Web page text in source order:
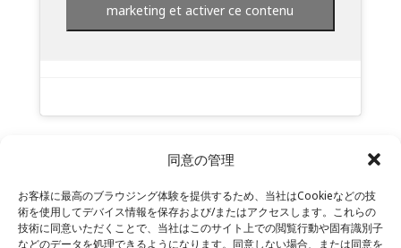
同意の管理
お客様に最高のブラウジング体験を提供するため、当社はCookieなどの技
術を使用してデバイス情報を保存および/またはアクセスします。これらの
技術に同意いただくことで、当社はこのサイト上での閲覧行動や固有識別子
などのデータを処理できるようになります。同意しない場合、または同意を
marketing et activer ce contenu